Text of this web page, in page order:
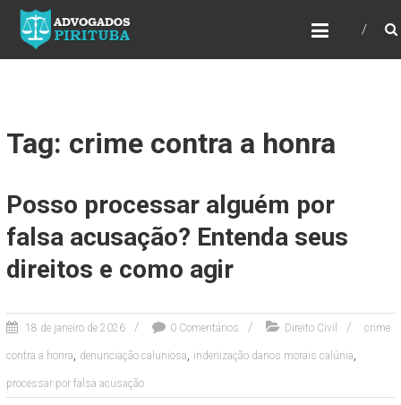
ADVOGADOS PIRITUBA
Precisando de advogado? Entre em contato!
Fazemos toda a assessoria que você
Tag: crime contra a honra
Posso processar alguém por
falsa acusação? Entenda seus
direitos e como agir
18 de janeiro de 2026 0 Comentários Direito Civil crime
contra a honra, denunciação caluniosa, indenização danos morais calúnia,
processar por falsa acusação